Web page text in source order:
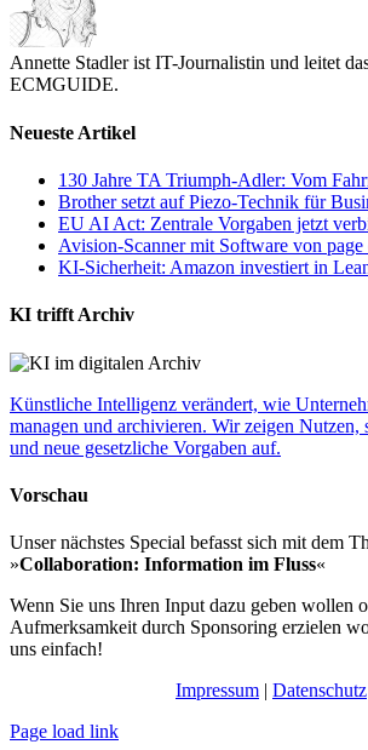
Annette Stadler ist IT-Journalistin und leitet
ECMGUIDE.
Neueste Artikel
130 Jahre TA Triumph-Adler: Vom
Brother setzt auf Piezo-Technik für
EU AI Act: Zentrale Vorgaben jetzt
Avision-Scanner mit Software von page
KI-Sicherheit: Amazon investiert in
KI trifft Archiv
Künstliche Intelligenz verändert, wie
managen und archivieren. Wir zeigen Nutzen,
und neue gesetzliche Vorgaben auf.
Vorschau
Unser nächstes Special befasst sich mit dem
»Collaboration: Information im Fluss«
Wenn Sie uns Ihren Input dazu geben wollen
Aufmerksamkeit durch Sponsoring erzielen
uns einfach!
Impressum | Datenschutz
Page load link